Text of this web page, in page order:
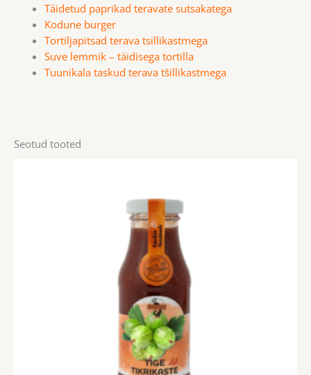
Täidetud paprikad teravate sutsakatega
Kodune burger
Tortiljapitsad terava tsillikastmega
Suve lemmik – täidisega tortilla
Tuunikala taskud terava tšillikastmega
Seotud tooted